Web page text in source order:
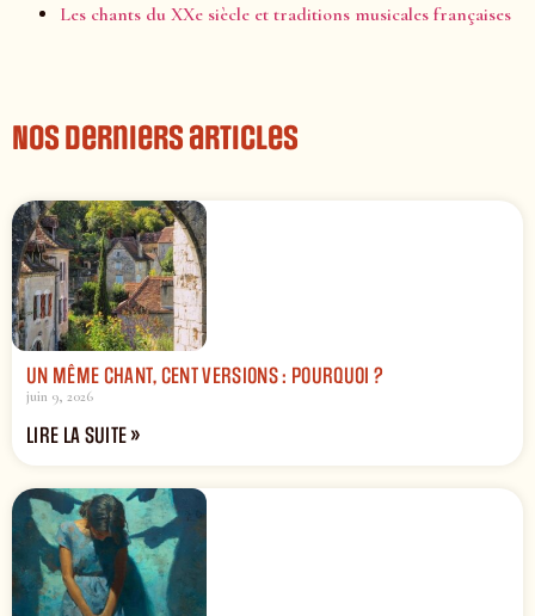
Les chants du XXe siècle et traditions musicales françaises
Nos derniers articles
UN MÊME CHANT, CENT VERSIONS : POURQUOI ?
juin 9, 2026
LIRE LA SUITE »